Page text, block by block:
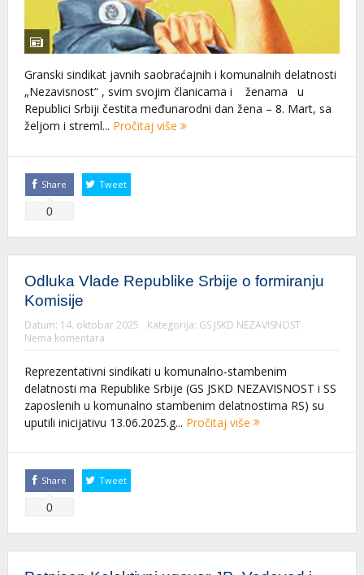
Granski sindikat javnih saobraćajnih i komunalnih delatnosti
„Nezavisnost“ , svim svojim članicama i ženama u
Republici Srbiji čestita međunarodni dan žena – 8. Mart, sa
željom i streml... Pročitaj više
Share
0
Tweet
Odluka Vlade Republike Srbije o formiranju
Komisije
Datum: 14. oktobar 2025 Kategorija: GS JSKD NEZAVISNOST
Nema komentara
Reprezentativni sindikati u komunalno-stambenim
delatnosti ma Republike Srbije (GS JSKD NEZAVISNOST i SS
zaposlenih u komunalno stambenim delatnostima RS) su
uputili inicijativu 13.06.2025.g... Pročitaj više
Share
0
Tweet